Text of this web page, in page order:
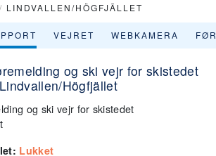
/ LINDVALLEN/HÖGFJÄLLET
VEJRET WEBKAMERA
og ski vejr for skistedet
Lindvallen/Högfjället
og ski vejr for skistedet
: Lukket